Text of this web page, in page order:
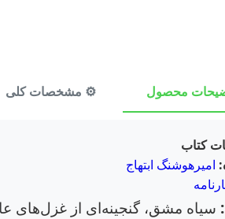
محصول ⚙️ مشخصات کلی
کتاب
امیرهوشنگ ابتهاج
سیاه مشق، گنجینه‌ای از غزل‌های